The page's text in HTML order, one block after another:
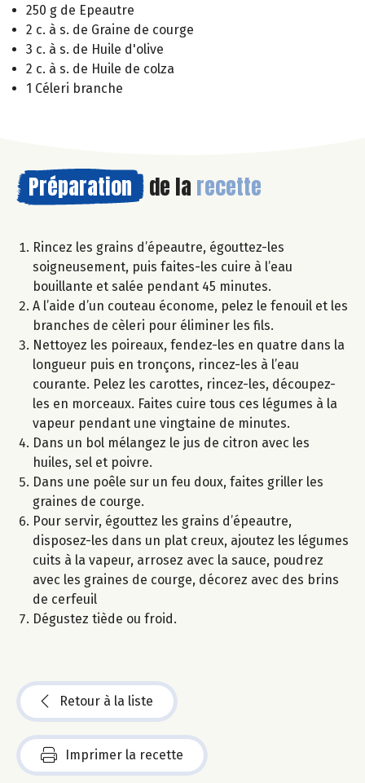
250 g de Epeautre
2 c. à s. de Graine de courge
3 c. à s. de Huile d'olive
2 c. à s. de Huile de colza
1 Céleri branche
Préparation de la recette
Rincez les grains d’épeautre, égouttez-les
soigneusement, puis faites-les cuire à l’eau
bouillante et salée pendant 45 minutes.
A l’aide d’un couteau économe, pelez le fenouil et les
branches de cèleri pour éliminer les fils.
Nettoyez les poireaux, fendez-les en quatre dans la
longueur puis en tronçons, rincez-les à l’eau
courante. Pelez les carottes, rincez-les, découpez-
les en morceaux. Faites cuire tous ces légumes à la
vapeur pendant une vingtaine de minutes.
Dans un bol mélangez le jus de citron avec les
huiles, sel et poivre.
Dans une poêle sur un feu doux, faites griller les
graines de courge.
Pour servir, égouttez les grains d’épeautre,
disposez-les dans un plat creux, ajoutez les légumes
cuits à la vapeur, arrosez avec la sauce, poudrez
avec les graines de courge, décorez avec des brins
de cerfeuil
Dégustez tiède ou froid.
Retour à la liste
Imprimer la recette